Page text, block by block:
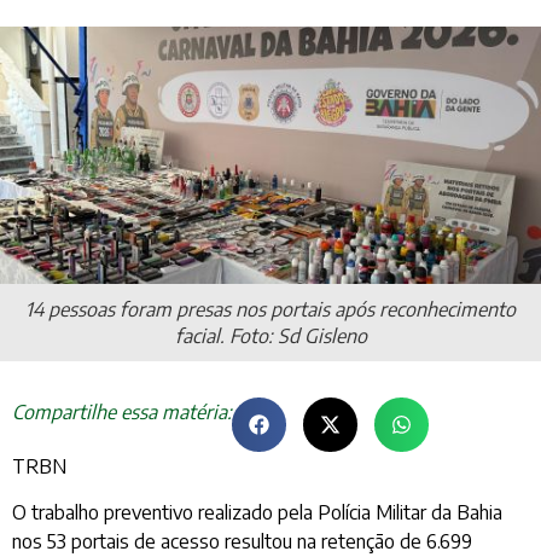
14 pessoas foram presas nos portais após reconhecimento
facial. Foto: Sd Gisleno
Compartilhe essa matéria:
TRBN
O trabalho preventivo realizado pela Polícia Militar da Bahia
nos 53 portais de acesso resultou na retenção de 6.699